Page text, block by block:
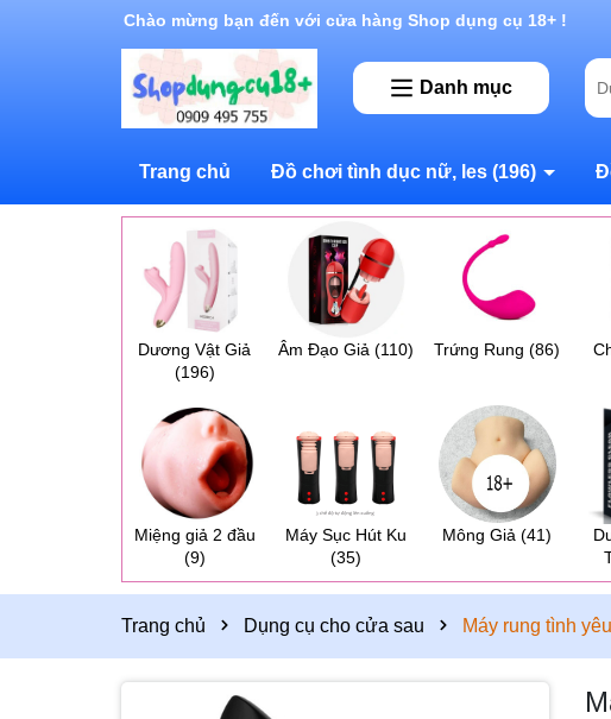
Rất nhiều ưu đãi và chương trình khuyến mãi đang chờ đợi
Danh mục
Trang chủ Đồ chơi tình dục nữ, les (196)
Dương Vật Giả
(196)
Âm Đạo Giả (110) Trứng Rung (86)
Miệng giả 2 đầu
(9)
Máy Sục Hút Ku
(35)
Mông Giả (41)
Trang chủ Dụng cụ cho cửa sau Máy rung tình